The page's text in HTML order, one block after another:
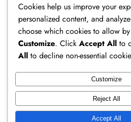
Ferry Doedens | Public Figure,
Profile
Cookies help us improve your
personalized content, and
choose which cookies to allow
Customize. Click Accept All to
All to decline non-essential
Customize
Reject All
Accept All